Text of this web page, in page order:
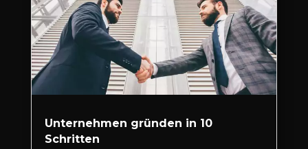
Unternehmen gründen in 10
Schritten